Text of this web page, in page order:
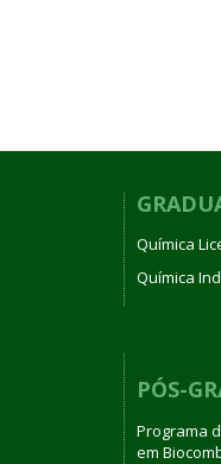
Química
Química
PÓS-
Programa
em